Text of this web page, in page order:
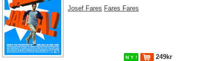
Josef Fares Fares Fares
N Y ! 249kr